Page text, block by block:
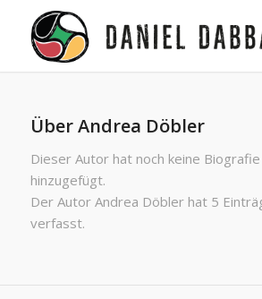
ÜberAndrea Döbler
Dieser Autor hat noch keine Biografie
hinzugefügt.
Der Autor Andrea Döblerhat 5
verfasst.